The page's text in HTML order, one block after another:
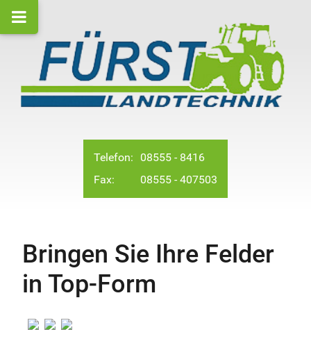
Telefon:
08555 - 8416
Fax:
08555 - 407503
Bringen Sie Ihre Felder
in Top-Form